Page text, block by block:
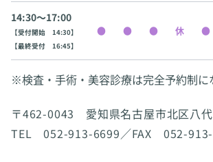
14:30〜17:00
【受付開始 14:30】
【最終受付 16:45】
※検査・手術・美容診療は完全予約制に
〒462-0043 愛知県名古屋市北区八
TEL 052-913-6699／FAX 052-